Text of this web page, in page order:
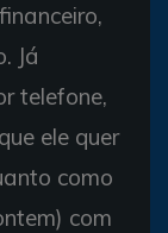
Já
telefone,
ele quer
como
com